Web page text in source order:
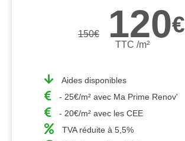
150€ 120€
TTC /m²
Aides disponibles
- 25€/m² avec Ma Prime Renov'
- 20€/m² avec les CEE
TVA réduite à 5,5%